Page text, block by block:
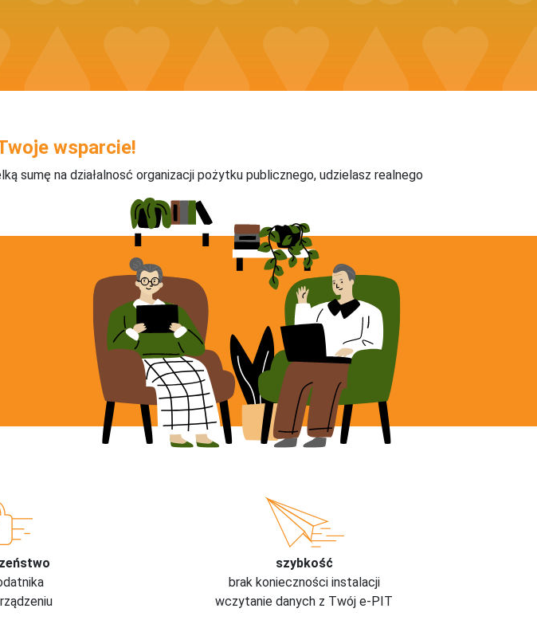
wsparcie!
sumę na działalnosć organizacji pożytku publicznego, udzielasz realnego
szybkość
brak konieczności instalacji
wczytanie danych z Twój e-PIT